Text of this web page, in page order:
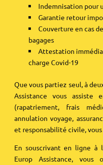
Indemnisation pour
Garantie retour
Couverture en cas
bagages
Attestation
charge Covid-19
Que vous partiez seul, à
Assistance vous assiste
(rapatriement, frais
annulation voyage,
et responsabilité civile,
En souscrivant en ligne à
Europ Assistance, vous